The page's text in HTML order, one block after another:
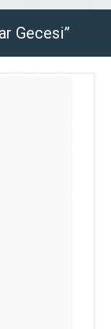
Gecesi”